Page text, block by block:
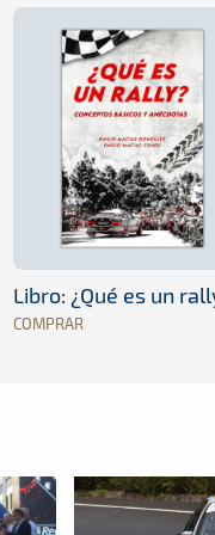
Libro: ¿Qué es un
COMPRAR